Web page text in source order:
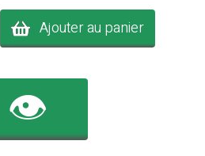
Ajouter au panier
👁️